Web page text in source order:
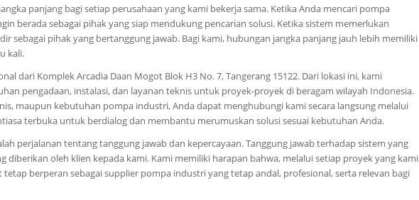
panjang bagi setiap perusahaan yang kami bekerja sama. Ketika Anda mencari pompa
berada sebagai pihak yang siap mendukung pencarian solusi. Ketika sistem memerlukan
sebagai pihak yang bertanggung jawab. Bagi kami, hubungan jangka panjang jauh lebih memiliki
kali.
dari Komplek Arcadia Daan Mogot Blok H3 No. 7, Tangerang 15122. Dari lokasi ini, kami
pengadaan, instalasi, dan layanan teknis untuk proyek-proyek di beragam wilayah Indonesia.
maupun kebutuhan pompa industri, Anda dapat menghubungi kami secara langsung melalui
terbuka untuk berdialog dan membantu merumuskan solusi sesuai kebutuhan Anda.
perjalanan tentang tanggung jawab dan kepercayaan. Tanggung jawab terhadap sistem yang
diberikan oleh klien kepada kami. Kami memiliki harapan bahwa, melalui setiap proyek yang kami
tetap berperan sebagai supplier pompa industri yang tetap andal, profesional, serta relevan bagi